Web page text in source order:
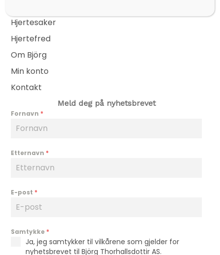
Hjertesaker
Hjertefred
Om Björg
Min konto
Kontakt
Meld deg på nyhetsbrevet
Fornavn *
Etternavn *
E-post *
Samtykke *
Ja, jeg samtykker til vilkårene som gjelder for
nyhetsbrevet til Björg Thorhallsdottir AS.